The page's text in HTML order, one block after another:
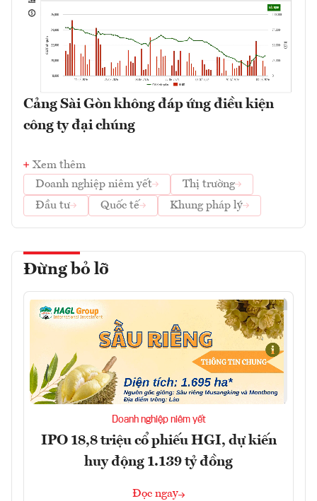
Cảng Sài Gòn không đáp ứng điều kiện
công ty đại chúng
Xem thêm
Doanh nghiệp niêm yết
Thị trường
Đầu tư
Quốc tế Khung pháp lý
Đừng bỏ lỡ
Doanh nghiệp niêm yết
IPO 18,8 triệu cổ phiếu HGI, dự kiến
huy động 1.139 tỷ đồng
Đọc ngay